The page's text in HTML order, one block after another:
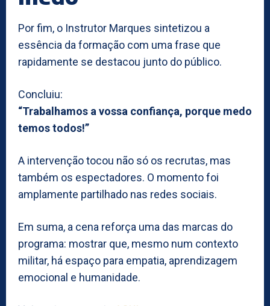
Por fim, o Instrutor Marques sintetizou a
essência da formação com uma frase que
rapidamente se destacou junto do público.
Concluiu:
“Trabalhamos a vossa confiança, porque medo
temos todos!”
A intervenção tocou não só os recrutas, mas
também os espectadores. O momento foi
amplamente partilhado nas redes sociais.
Em suma, a cena reforça uma das marcas do
programa: mostrar que, mesmo num contexto
militar, há espaço para empatia, aprendizagem
emocional e humanidade.